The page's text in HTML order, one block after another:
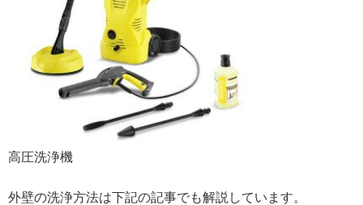
高圧洗浄機
外壁の洗浄方法は下記の記事でも解説しています。